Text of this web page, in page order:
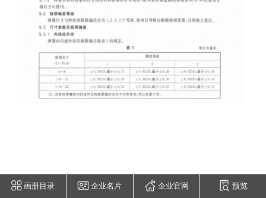
画册目录 企业名片 企业官网 预览